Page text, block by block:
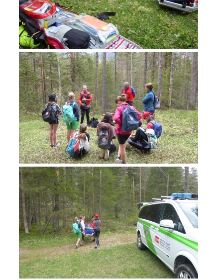
Jahresberichte
MITGLIED WERDEN